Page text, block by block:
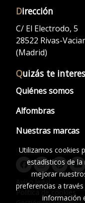
Dirección
C/ El Electrodo, 5
28522 Rivas-
(Madrid)
Quizás te
Quiénes somos
Alfombras
Nuestras marcas
Aviso legal
Política de cookies
Utilizamos cookies
estadísticos de
mejorar
preferencias a
información